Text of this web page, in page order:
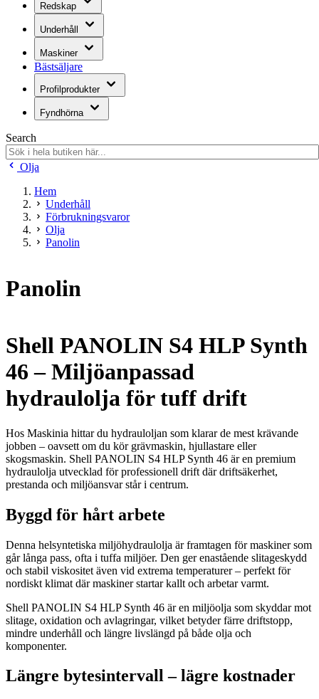
Redskap
Underhåll
Maskiner
Bästsäljare
Profilprodukter
Fyndhörna
Search
Olja
Hem
Underhåll
Förbrukningsvaror
Olja
Panolin
Panolin
Shell PANOLIN S4 HLP Synth
46 – Miljöanpassad
hydraulolja för tuff drift
Hos Maskinia hittar du hydrauloljan som klarar de mest krävande
jobben – oavsett om du kör grävmaskin, hjullastare eller
skogsmaskin. Shell PANOLIN S4 HLP Synth 46 är en premium
hydraulolja utvecklad för professionell drift där driftsäkerhet,
prestanda och miljöansvar står i centrum.
Byggd för hårt arbete
Denna helsyntetiska miljöhydraulolja är framtagen för maskiner som
går långa pass, ofta i tuffa miljöer. Den ger enastående slitageskydd
och stabil viskositet även vid extrema temperaturer – perfekt för
nordiskt klimat där maskiner startar kallt och arbetar varmt.
Shell PANOLIN S4 HLP Synth 46 är en miljöolja som skyddar mot
slitage, oxidation och avlagringar, vilket betyder färre driftstopp,
mindre underhåll och längre livslängd på både olja och
komponenter.
Längre bytesintervall – lägre kostnader